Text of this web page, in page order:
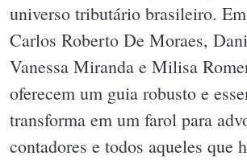
universo tributário brasileiro.
Carlos Roberto De Moraes,
Vanessa Miranda e Milisa
oferecem um guia robusto e
transforma em um farol para
contadores e todos aqueles que